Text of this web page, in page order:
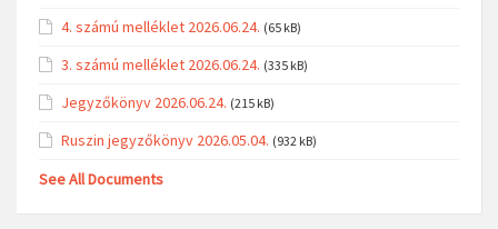
4. számú melléklet 2026.06.24. (65 kB)
3. számú melléklet 2026.06.24. (335 kB)
Jegyzőkönyv 2026.06.24. (215 kB)
Ruszin jegyzőkönyv 2026.05.04. (932 kB)
See All Documents